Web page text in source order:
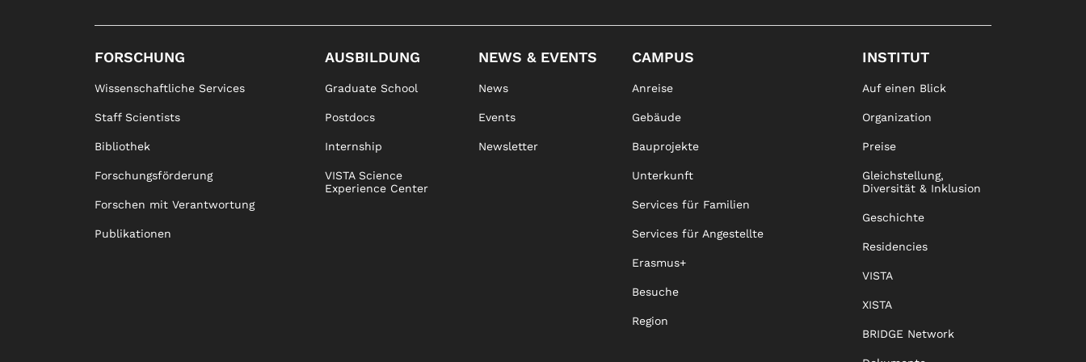
FORSCHUNG
Wissenschaftliche Services
Staff Scientists
Bibliothek
Forschungsförderung
Forschen mit Verantwortung
Publikationen
AUSBILDUNG
Graduate School
Postdocs
Internship
VISTA Science
Experience Center
NEWS & EVENTS
News
Events
Newsletter
CAMPUS
Anreise
Gebäude
Bauprojekte
Unterkunft
Services für Familien
Services für Angestellte
Erasmus+
Besuche
Region
INSTITUT
Auf einen Blick
Organization
Preise
Gleichstellung,
Diversität & Inklusion
Geschichte
Residencies
VISTA
XISTA
BRIDGE Network